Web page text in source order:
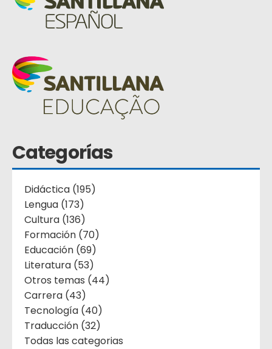
Categorías
Didáctica (195)
Lengua (173)
Cultura (136)
Formación (70)
Educación (69)
Literatura (53)
Otros temas (44)
Carrera (43)
Tecnología (40)
Traducción (32)
Todas las categorias